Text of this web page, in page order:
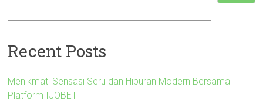
Recent Posts
Menikmati Sensasi Seru dan Hiburan Modern Bersama
Platform IJOBET